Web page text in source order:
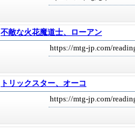
不敵な火花魔道士、ローアン
https://mtg-jp.com/
トリックスター、オーコ
https://mtg-jp.com/